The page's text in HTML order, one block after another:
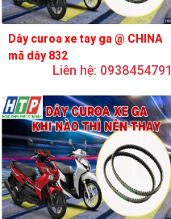
Dây curoa xe tay ga @ CHINA
mã dây 832
Liên hệ: 0938454791